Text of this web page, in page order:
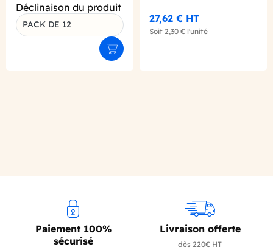
Déclinaison du produit
PACK DE 12
Ajouter au panier
27,62 € HT
Soit 2,30 € l'unité
Paiement 100%
sécurisé
Livraison offerte
dès 220€ HT